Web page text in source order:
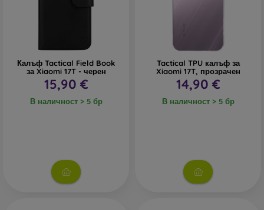
Калъф Tactical Field Book
за Xiaomi 17T - черен
15,90 €
В наличност > 5 бр
Tactical TPU калъф за
Xiaomi 17T, прозрачен
14,90 €
В наличност > 5 бр